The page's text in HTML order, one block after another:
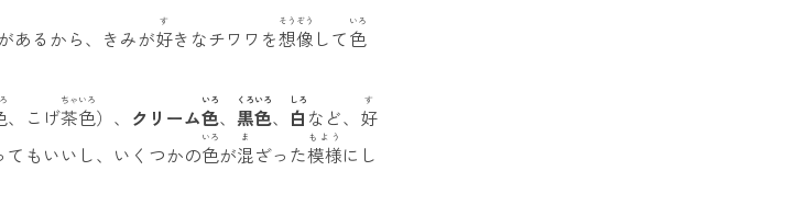
あるから、きみが好
す
きなチワワを想像
そうぞう
して色
いろ
、こげ茶色
ちゃいろ
）、 クリーム色
いろ
、 黒色
くろいろ
、 白
しろ
など、 好
す
てもいいし、いくつかの色
いろ
が混
ま
ざった模様
もよう
にし